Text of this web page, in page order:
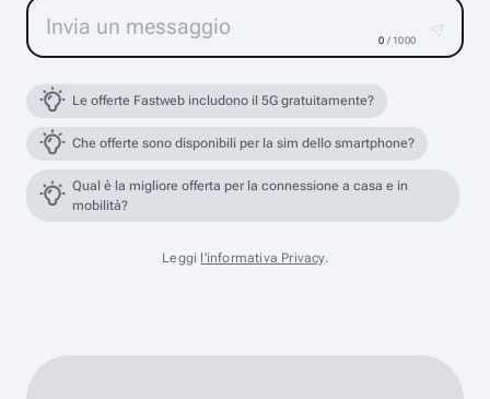
0 / 1000
Le offerte Fastweb includono il 5G gratuitamente?
Che offerte sono disponibili per la sim dello smartphone?
Qual è la migliore offerta per la connessione a casa e in
mobilità?
Leggi l'informativa Privacy.